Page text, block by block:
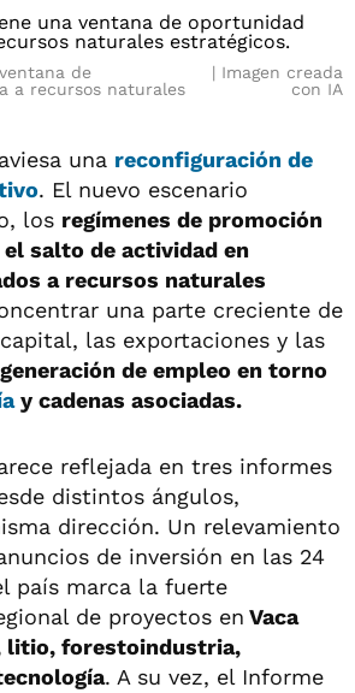
de
a recursos naturales
Imagen creada
con IA
una reconfiguración de
. El nuevo escenario
los regímenes de promoción
salto de actividad en
a recursos naturales
una parte creciente de
las exportaciones y las
generación de empleo en torno
y cadenas asociadas.
reflejada en tres informes
distintos ángulos,
dirección. Un relevamiento
de inversión en las 24
país marca la fuerte
de proyectos en Vaca
litio, forestoindustria,
. A su vez, el Informe